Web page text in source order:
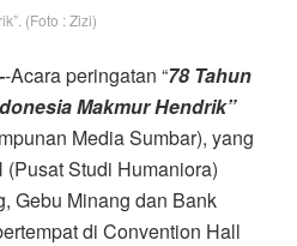
(Foto : Zizi)
-Acara peringatan “78 Tahun
Makmur Hendrik”
Media Sumbar), yang
Studi Humaniora)
Gebu Minang dan Bank
di Convention Hall